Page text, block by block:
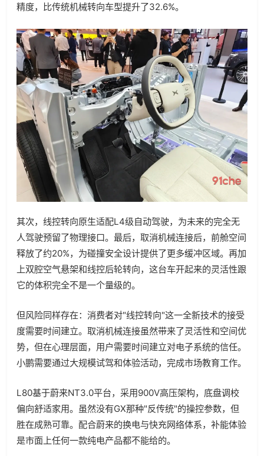
精度，比传统机械转向车型提升了32.6%。
其次，线控转向原生适配L4级自动驾驶，为未来的完全无
人驾驶预留了物理接口。最后，取消机械连接后，前舱空间
释放了约20%，为碰撞安全设计提供了更多缓冲区域。再加
上双腔空气悬架和线控后轮转向，这台车开起来的灵活性跟
它的体积完全不是一个量级的。
但风险同样存在：消费者对"线控转向"这一全新技术的接受
度需要时间建立。取消机械连接虽然带来了灵活性和空间优
势，但在心理层面，用户需要时间建立对电子系统的信任。
小鹏需要通过大规模试驾和体验活动，完成市场教育工作。
L80基于蔚来NT3.0平台，采用900V高压架构，底盘调校
偏向舒适家用。虽然没有GX那种"反传统"的操控参数，但
胜在成熟可靠。配合蔚来的换电与快充网络体系，补能体验
是市面上任何一款纯电产品都不能给的。